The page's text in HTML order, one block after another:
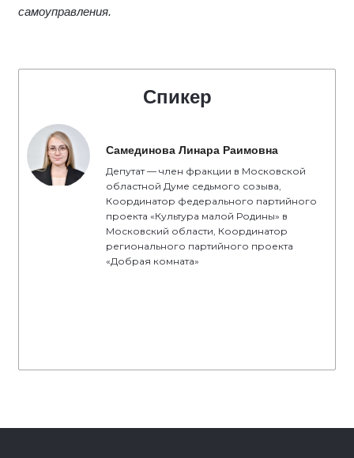
самоуправления.
Спикер
Самединова Линара Раимовна
Депутат — член фракции в Московской
областной Думе седьмого созыва,
Координатор федерального партийного
проекта «Культура малой Родины» в
Московский области, Координатор
регионального партийного проекта
«Добрая комната»